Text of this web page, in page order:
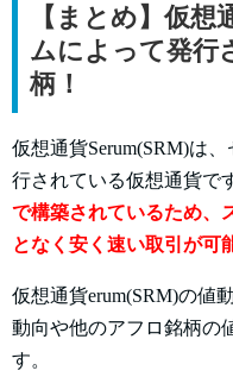
【まとめ】仮想
ムによって発行
柄！
仮想通貨Serum(SRM)は
行されている仮想通貨で
で構築されているため、
となく安く速い取引が可
仮想通貨erum(SRM)の値
動向や他のアフロ銘柄の
す。